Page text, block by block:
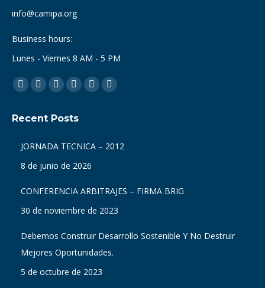
info@camipa.org
Business hours:
Lunes - Viernes 8 AM - 5 PM
Find us on:
Facebook
opens
new
window
X
opens
new
window
Dribbble
opens
new
window
YouTube
opens
new
window
Delicious
new
window
Flickr
new
Recent Posts
JORNADA TECNICA – 2012
8 de junio de 2026
CONFERENCIA ARBITRAJES – FIRMA BRIG
30 de noviembre de 2023
Debemos Construir Desarrollo Sostenible Y No Destruir
Mejores Oportunidades.
5 de octubre de 2023